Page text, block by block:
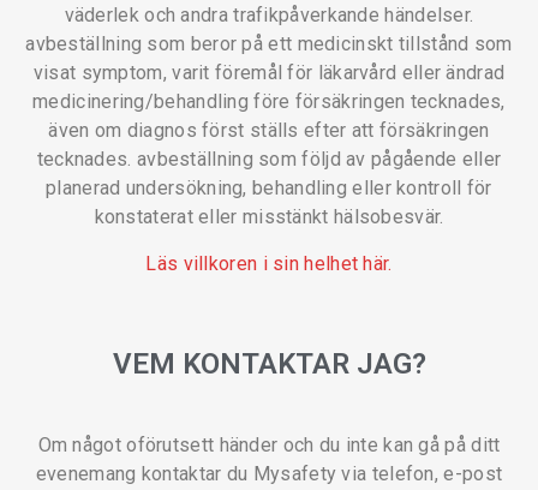
väderlek och andra trafikpåverkande händelser.
avbeställning som beror på ett medicinskt tillstånd som
visat symptom, varit föremål för läkarvård eller ändrad
medicinering/behandling före försäkringen tecknades,
även om diagnos först ställs efter att försäkringen
tecknades. avbeställning som följd av pågående eller
planerad undersökning, behandling eller kontroll för
konstaterat eller misstänkt hälsobesvär.
Läs villkoren i sin helhet här.
VEM KONTAKTAR JAG?
Om något oförutsett händer och du inte kan gå på ditt
evenemang kontaktar du Mysafety via telefon, e-post